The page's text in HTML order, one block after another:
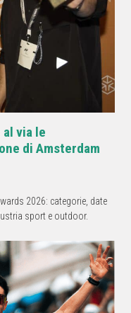
al via le
di Amsterdam
2026: categorie, date
sport e outdoor.